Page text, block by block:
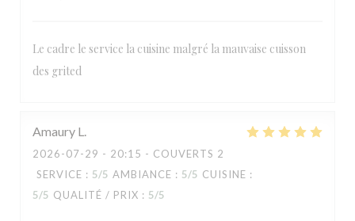
Le cadre le service la cuisine malgré la mauvaise cuisson
des grited
Amaury L
2026-07-29 - 20:15 - COUVERTS 2
SERVICE : 5/5 AMBIANCE : 5/5 CUISINE :
5/5 QUALITÉ / PRIX : 5/5